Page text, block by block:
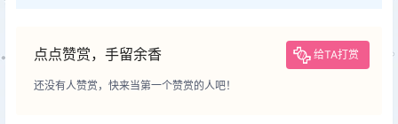
点点赞赏，手留余香 给TA打赏
还没有人赞赏，快来当第一个赞赏的人吧！